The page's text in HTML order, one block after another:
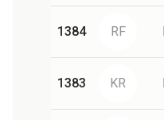
1384 RF
1383 KR